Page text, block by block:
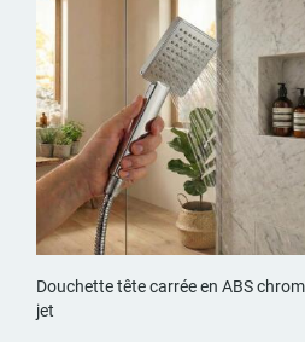
Douchette tête carrée en ABS
jet